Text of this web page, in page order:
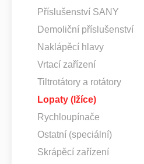
Příslušenství SANY
Demoliční příslušenství
Naklápěcí hlavy
Vrtací zařízení
Tiltrotátory a rotátory
Lopaty (lžíce)
Rychloupínače
Ostatní (speciální)
Skrápěcí zařízení